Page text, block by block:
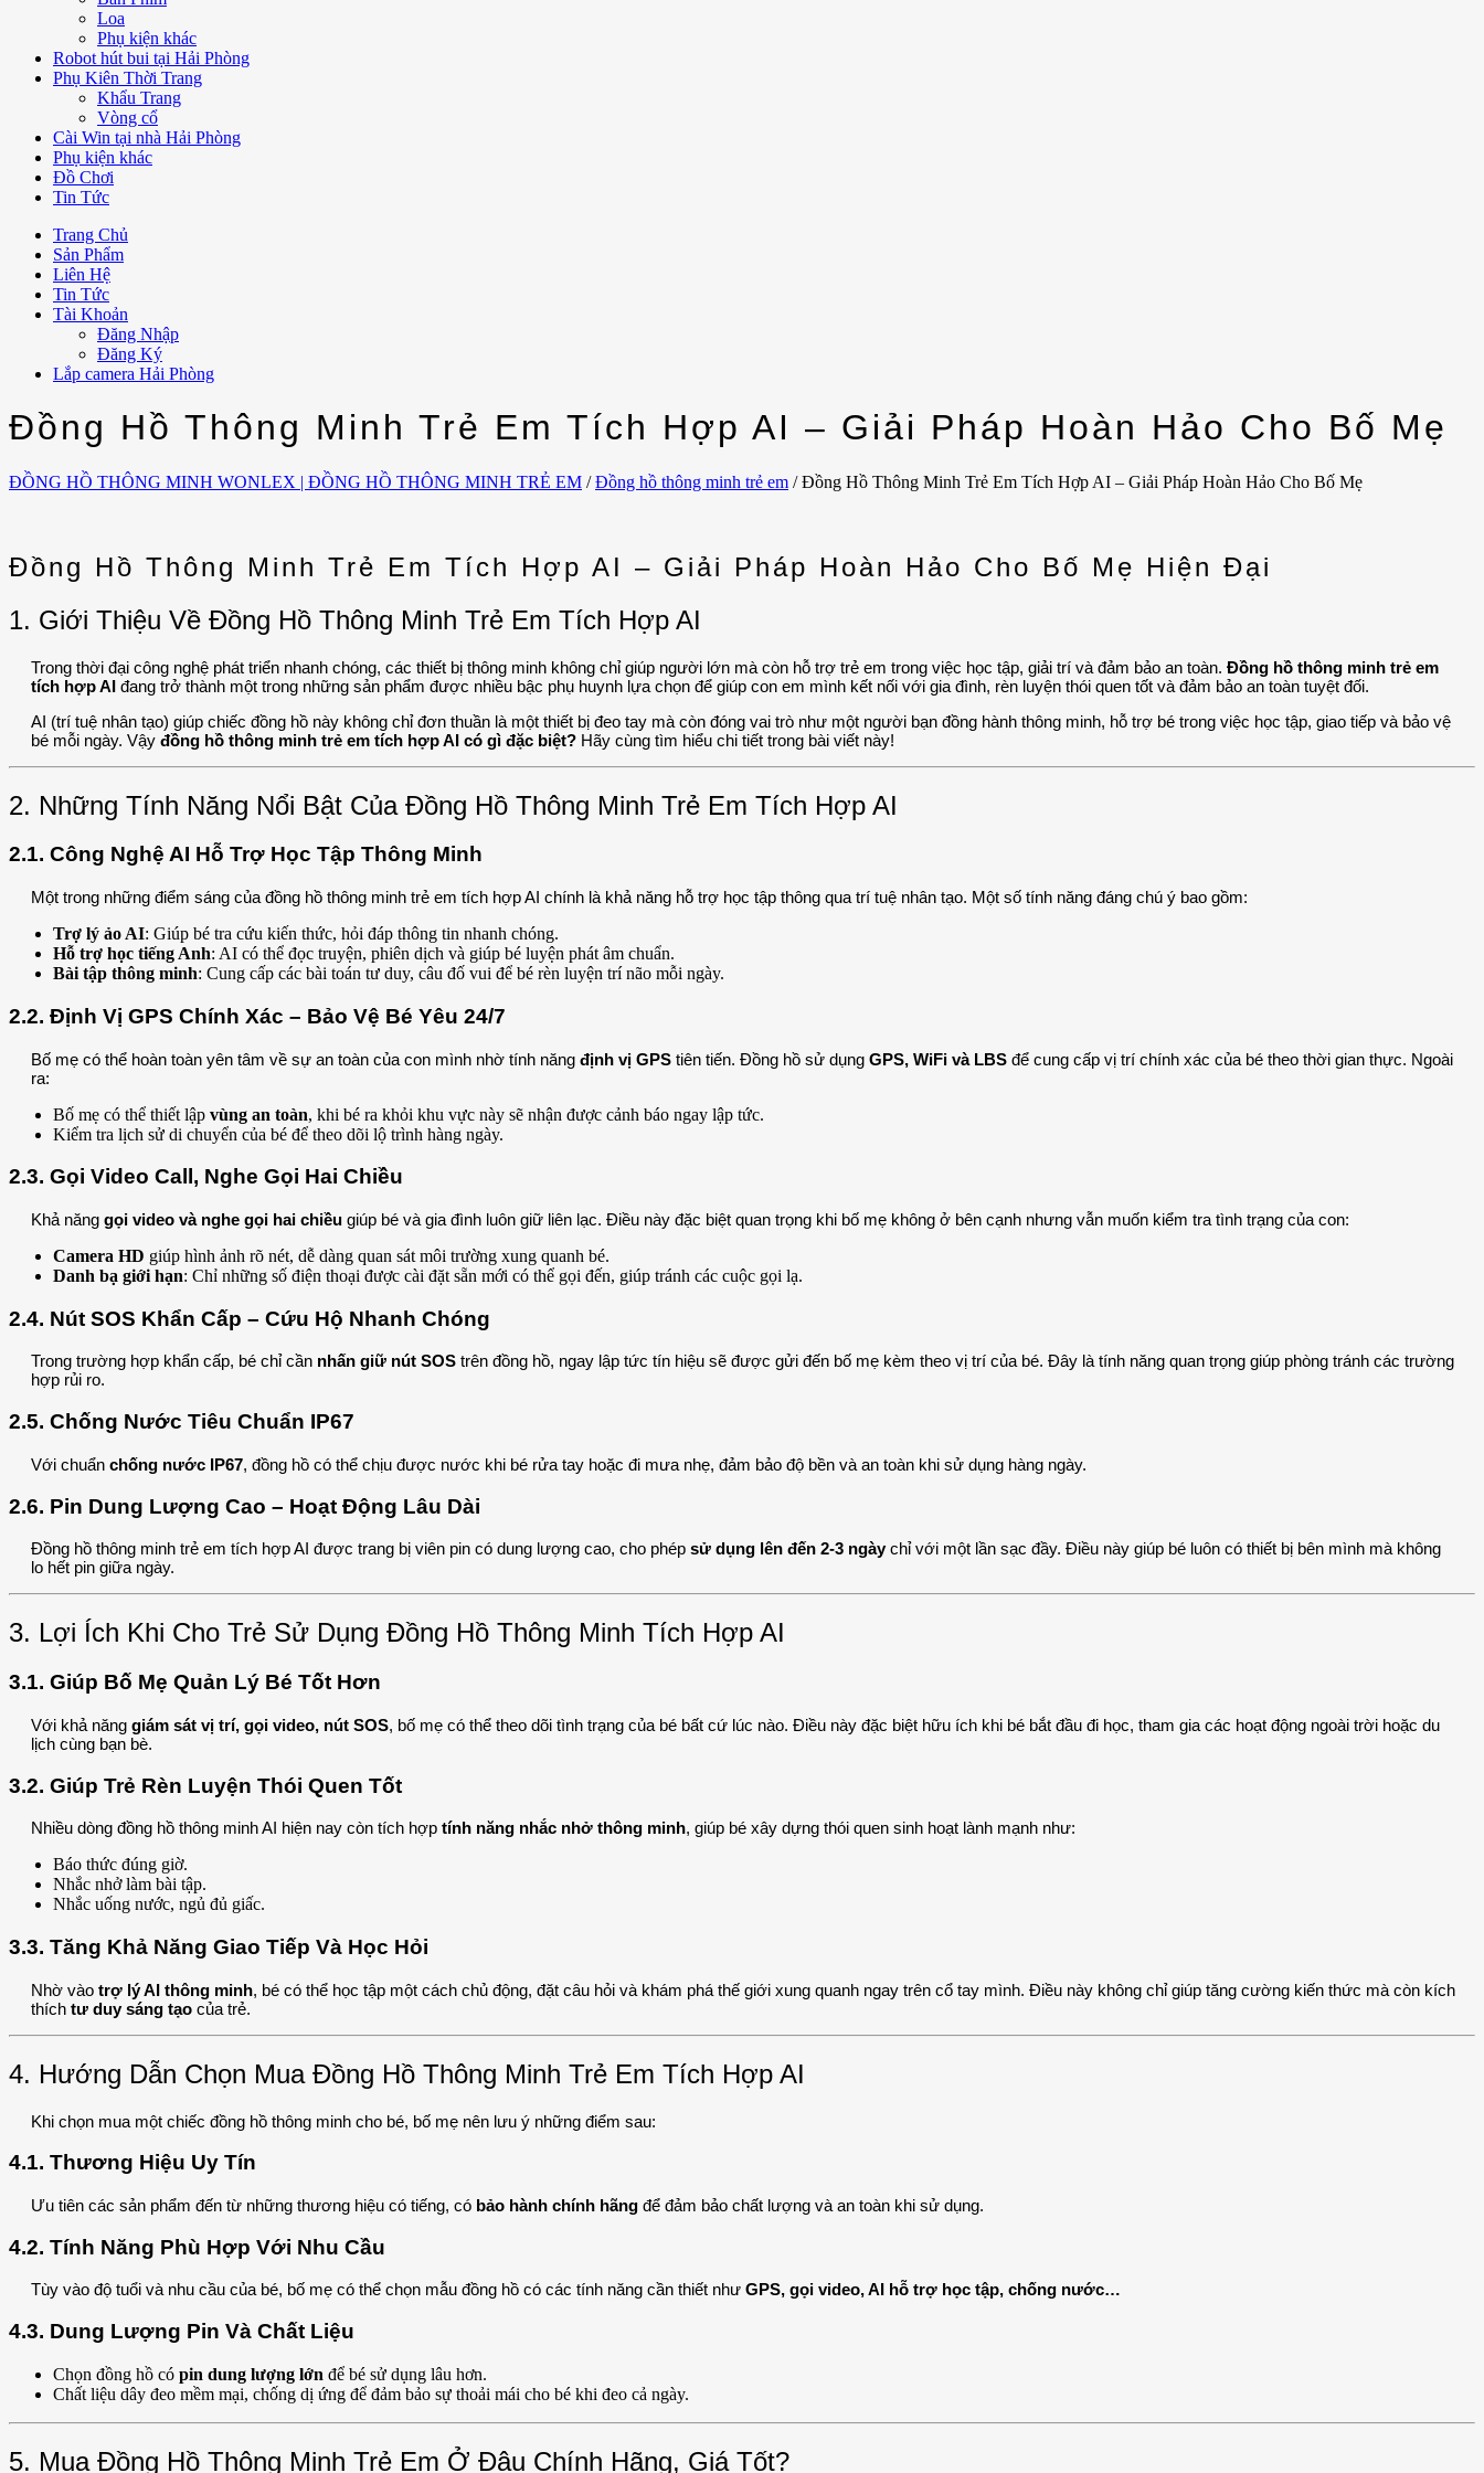
Loa
Phụ kiện khác
Robot hút bui tại Hải Phòng
Phụ Kiên Thời Trang
Khẩu Trang
Vòng cổ
Cài Win tại nhà Hải Phòng
Phụ kiện khác
Đồ Chơi
Tin Tức
Trang Chủ
Sản Phẩm
Liên Hệ
Tin Tức
Tài Khoản
Đăng Nhập
Đăng Ký
Lắp camera Hải Phòng
Đồng Hồ Thông Minh Trẻ Em Tích Hợp AI – Giải Pháp Hoàn Hảo Cho Bố Mẹ
ĐỒNG HỒ THÔNG MINH WONLEX | ĐỒNG HỒ THÔNG MINH TRẺ EM / Đồng hồ thông minh trẻ em / Đồng Hồ Thông Minh Trẻ Em Tích Hợp AI – Giải Pháp Hoàn Hảo Cho Bố Mẹ
Đồng Hồ Thông Minh Trẻ Em Tích Hợp AI – Giải Pháp Hoàn Hảo Cho Bố Mẹ Hiện Đại
1. Giới Thiệu Về Đồng Hồ Thông Minh Trẻ Em Tích Hợp AI
Trong thời đại công nghệ phát triển nhanh chóng, các thiết bị thông minh không chỉ giúp người lớn mà còn hỗ trợ trẻ em trong việc học tập, giải trí và đảm bảo an toàn. Đồng hồ thông minh trẻ em
tích hợp AI đang trở thành một trong những sản phẩm được nhiều bậc phụ huynh lựa chọn để giúp con em mình kết nối với gia đình, rèn luyện thói quen tốt và đảm bảo an toàn tuyệt đối.
AI (trí tuệ nhân tạo) giúp chiếc đồng hồ này không chỉ đơn thuần là một thiết bị đeo tay mà còn đóng vai trò như một người bạn đồng hành thông minh, hỗ trợ bé trong việc học tập, giao tiếp và bảo vệ
bé mỗi ngày. Vậy đồng hồ thông minh trẻ em tích hợp AI có gì đặc biệt? Hãy cùng tìm hiểu chi tiết trong bài viết này!
2. Những Tính Năng Nổi Bật Của Đồng Hồ Thông Minh Trẻ Em Tích Hợp AI
2.1. Công Nghệ AI Hỗ Trợ Học Tập Thông Minh
Một trong những điểm sáng của đồng hồ thông minh trẻ em tích hợp AI chính là khả năng hỗ trợ học tập thông qua trí tuệ nhân tạo. Một số tính năng đáng chú ý bao gồm:
Trợ lý ảo AI: Giúp bé tra cứu kiến thức, hỏi đáp thông tin nhanh chóng.
Hỗ trợ học tiếng Anh: AI có thể đọc truyện, phiên dịch và giúp bé luyện phát âm chuẩn.
Bài tập thông minh: Cung cấp các bài toán tư duy, câu đố vui để bé rèn luyện trí não mỗi ngày.
2.2. Định Vị GPS Chính Xác – Bảo Vệ Bé Yêu 24/7
Bố mẹ có thể hoàn toàn yên tâm về sự an toàn của con mình nhờ tính năng định vị GPS tiên tiến. Đồng hồ sử dụng GPS, WiFi và LBS để cung cấp vị trí chính xác của bé theo thời gian thực. Ngoài
ra:
Bố mẹ có thể thiết lập vùng an toàn, khi bé ra khỏi khu vực này sẽ nhận được cảnh báo ngay lập tức.
Kiểm tra lịch sử di chuyển của bé để theo dõi lộ trình hàng ngày.
2.3. Gọi Video Call, Nghe Gọi Hai Chiều
Khả năng gọi video và nghe gọi hai chiều giúp bé và gia đình luôn giữ liên lạc. Điều này đặc biệt quan trọng khi bố mẹ không ở bên cạnh nhưng vẫn muốn kiểm tra tình trạng của con:
Camera HD giúp hình ảnh rõ nét, dễ dàng quan sát môi trường xung quanh bé.
Danh bạ giới hạn: Chỉ những số điện thoại được cài đặt sẵn mới có thể gọi đến, giúp tránh các cuộc gọi lạ.
2.4. Nút SOS Khẩn Cấp – Cứu Hộ Nhanh Chóng
Trong trường hợp khẩn cấp, bé chỉ cần nhấn giữ nút SOS trên đồng hồ, ngay lập tức tín hiệu sẽ được gửi đến bố mẹ kèm theo vị trí của bé. Đây là tính năng quan trọng giúp phòng tránh các trường
hợp rủi ro.
2.5. Chống Nước Tiêu Chuẩn IP67
Với chuẩn chống nước IP67, đồng hồ có thể chịu được nước khi bé rửa tay hoặc đi mưa nhẹ, đảm bảo độ bền và an toàn khi sử dụng hàng ngày.
2.6. Pin Dung Lượng Cao – Hoạt Động Lâu Dài
Đồng hồ thông minh trẻ em tích hợp AI được trang bị viên pin có dung lượng cao, cho phép sử dụng lên đến 2-3 ngàychỉ với một lần sạc đầy. Điều này giúp bé luôn có thiết bị bên mình mà không
lo hết pin giữa ngày.
3. Lợi Ích Khi Cho Trẻ Sử Dụng Đồng Hồ Thông Minh Tích Hợp AI
3.1. Giúp Bố Mẹ Quản Lý Bé Tốt Hơn
Với khả năng giám sát vị trí, gọi video, nút SOS, bố mẹ có thể theo dõi tình trạng của bé bất cứ lúc nào. Điều này đặc biệt hữu ích khi bé bắt đầu đi học, tham gia các hoạt động ngoài trời hoặc du
lịch cùng bạn bè.
3.2. Giúp Trẻ Rèn Luyện Thói Quen Tốt
Nhiều dòng đồng hồ thông minh AI hiện nay còn tích hợp tính năng nhắc nhở thông minh, giúp bé xây dựng thói quen sinh hoạt lành mạnh như:
Báo thức đúng giờ.
Nhắc nhở làm bài tập.
Nhắc uống nước, ngủ đủ giấc.
3.3. Tăng Khả Năng Giao Tiếp Và Học Hỏi
Nhờ vào trợ lý AI thông minh, bé có thể học tập một cách chủ động, đặt câu hỏi và khám phá thế giới xung quanh ngay trên cổ tay mình. Điều này không chỉ giúp tăng cường kiến thức mà còn kích
thích tư duy sáng tạo của trẻ.
4. Hướng Dẫn Chọn Mua Đồng Hồ Thông Minh Trẻ Em Tích Hợp AI
Khi chọn mua một chiếc đồng hồ thông minh cho bé, bố mẹ nên lưu ý những điểm sau:
4.1. Thương Hiệu Uy Tín
Ưu tiên các sản phẩm đến từ những thương hiệu có tiếng, có bảo hành chính hãng để đảm bảo chất lượng và an toàn khi sử dụng.
4.2. Tính Năng Phù Hợp Với Nhu Cầu
Tùy vào độ tuổi và nhu cầu của bé, bố mẹ có thể chọn mẫu đồng hồ có các tính năng cần thiết như GPS, gọi video, AI hỗ trợ học tập, chống nước…
4.3. Dung Lượng Pin Và Chất Liệu
Chọn đồng hồ có pin dung lượng lớn để bé sử dụng lâu hơn.
Chất liệu dây đeo mềm mại, chống dị ứng để đảm bảo sự thoải mái cho bé khi đeo cả ngày.
5. Mua Đồng Hồ Thông Minh Trẻ Em Ở Đâu Chính Hãng, Giá Tốt?